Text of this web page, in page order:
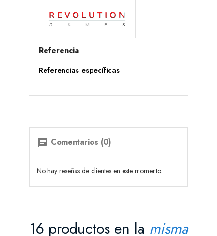
Referencia
Referencias específicas
chat Comentarios (0)
No hay reseñas de clientes en este momento.
16 productos en la misma